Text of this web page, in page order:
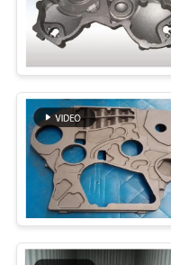
ÉNTRENOS
EN
CONTACTO
CON
NOTICIAS
PIDA
Peso